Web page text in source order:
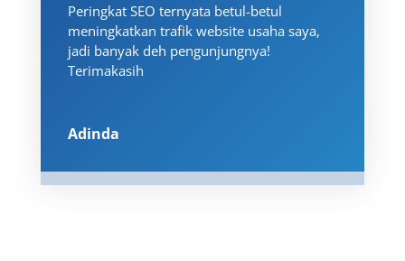
Peringkat SEO ternyata betul-betul
meningkatkan trafik website usaha saya,
jadi banyak deh pengunjungnya!
Terimakasih
Adinda